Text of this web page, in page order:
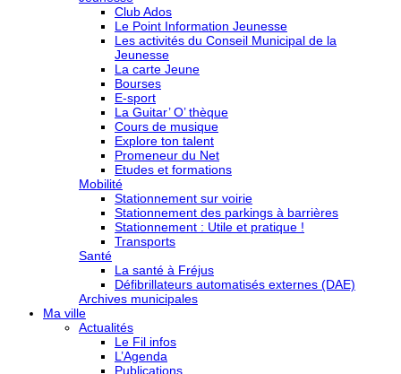
Club Ados
Le Point Information Jeunesse
Les activités du Conseil Municipal de la
Jeunesse
La carte Jeune
Bourses
E-sport
La Guitar’ O’ thèque
Cours de musique
Explore ton talent
Promeneur du Net
Etudes et formations
Mobilité
Stationnement sur voirie
Stationnement des parkings à barrières
Stationnement : Utile et pratique !
Transports
Santé
La santé à Fréjus
Défibrillateurs automatisés externes (DAE)
Archives municipales
Ma ville
Actualités
Le Fil infos
L’Agenda
Publications